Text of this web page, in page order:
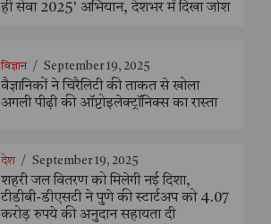
ही सेवा 2025' अभियान, देशभर में दिखा जोश
विज्ञान / September 19, 2025
वैज्ञानिकों ने चिरैलिटी की ताकत से खोला
अगली पीढ़ी की ऑप्टोइलेक्ट्रॉनिक्स का रास्ता
देश / September 19, 2025
शहरी जल वितरण को मिलेगी नई दिशा,
टीडीबी-डीएसटी ने पुणे की स्टार्टअप को 4.07
करोड़ रुपये की अनुदान सहायता दी